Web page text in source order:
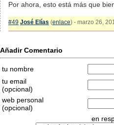
Por ahora, esto está más que
#49 José Elías (enlace) - marzo 26,
Añadir Comentario
tu nombre
tu email
(opcional)
web personal
(opcional)
en